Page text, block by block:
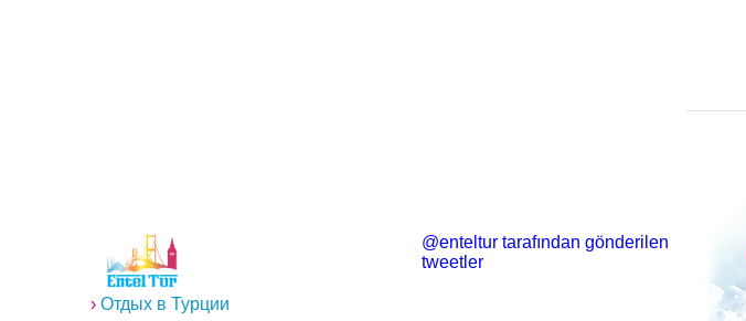
› Отдых в Турции
@enteltur tarafından gönderilen
tweetler